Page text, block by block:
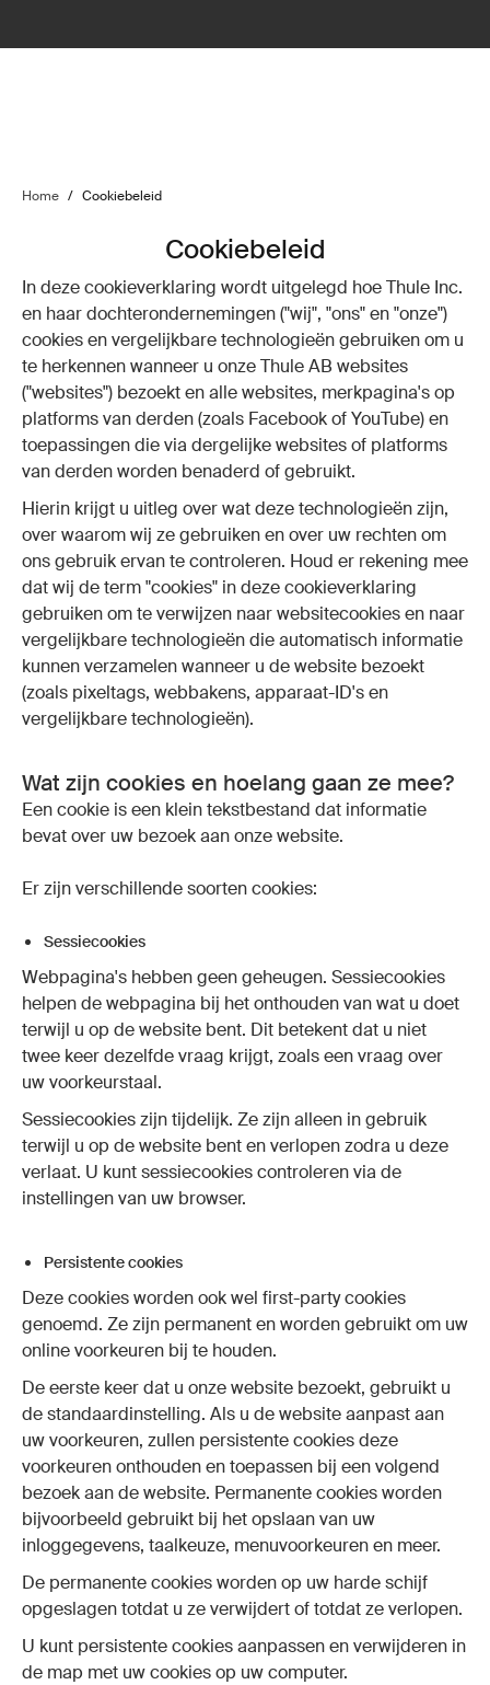
Home / Cookiebeleid
Cookiebeleid
In deze cookieverklaring wordt uitgelegd hoe Thule Inc.
en haar dochterondernemingen ("wij", "ons" en "onze")
cookies en vergelijkbare technologieën gebruiken om u
te herkennen wanneer u onze Thule AB websites
("websites") bezoekt en alle websites, merkpagina's op
platforms van derden (zoals Facebook of YouTube) en
toepassingen die via dergelijke websites of platforms
van derden worden benaderd of gebruikt.
Hierin krijgt u uitleg over wat deze technologieën zijn,
over waarom wij ze gebruiken en over uw rechten om
ons gebruik ervan te controleren. Houd er rekening mee
dat wij de term "cookies" in deze cookieverklaring
gebruiken om te verwijzen naar websitecookies en naar
vergelijkbare technologieën die automatisch informatie
kunnen verzamelen wanneer u de website bezoekt
(zoals pixeltags, webbakens, apparaat-ID's en
vergelijkbare technologieën).
Wat zijn cookies en hoelang gaan ze mee?
Een cookie is een klein tekstbestand dat informatie
bevat over uw bezoek aan onze website.
Er zijn verschillende soorten cookies:
Sessiecookies
Webpagina's hebben geen geheugen. Sessiecookies
helpen de webpagina bij het onthouden van wat u doet
terwijl u op de website bent. Dit betekent dat u niet
twee keer dezelfde vraag krijgt, zoals een vraag over
uw voorkeurstaal.
Sessiecookies zijn tijdelijk. Ze zijn alleen in gebruik
terwijl u op de website bent en verlopen zodra u deze
verlaat. U kunt sessiecookies controleren via de
instellingen van uw browser.
Persistente cookies
Deze cookies worden ook wel first-party cookies
genoemd. Ze zijn permanent en worden gebruikt om uw
online voorkeuren bij te houden.
De eerste keer dat u onze website bezoekt, gebruikt u
de standaardinstelling. Als u de website aanpast aan
uw voorkeuren, zullen persistente cookies deze
voorkeuren onthouden en toepassen bij een volgend
bezoek aan de website. Permanente cookies worden
bijvoorbeeld gebruikt bij het opslaan van uw
inloggegevens, taalkeuze, menuvoorkeuren en meer.
De permanente cookies worden op uw harde schijf
opgeslagen totdat u ze verwijdert of totdat ze verlopen.
U kunt persistente cookies aanpassen en verwijderen in
de map met uw cookies op uw computer.